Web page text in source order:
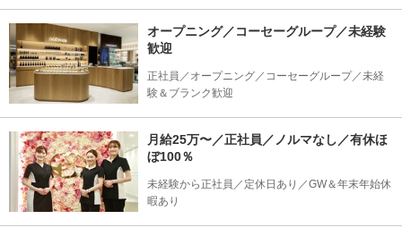
オープニング／コーセーグループ／未経験
歓迎
正社員／オープニング／コーセーグループ／未経
験＆ブランク歓迎
月給25万〜／正社員／ノルマなし／有休ほ
ぼ100％
未経験から正社員／定休日あり／GW＆年末年始休
暇あり